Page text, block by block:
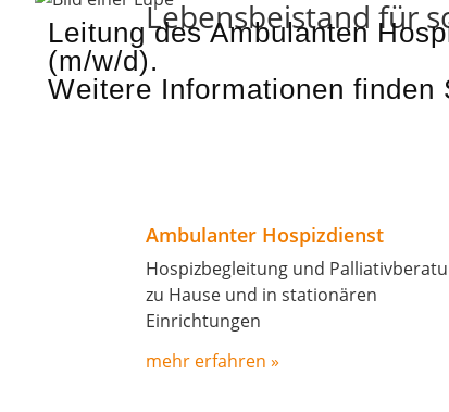
Leitung des Ambulanten
(m/w/d).
Weitere Informationen finden
Lebensbeistand für
Ambulanter Hospizdienst
Hospizbegleitung und
zu Hause und in stationären
Einrichtungen
mehr erfahren »